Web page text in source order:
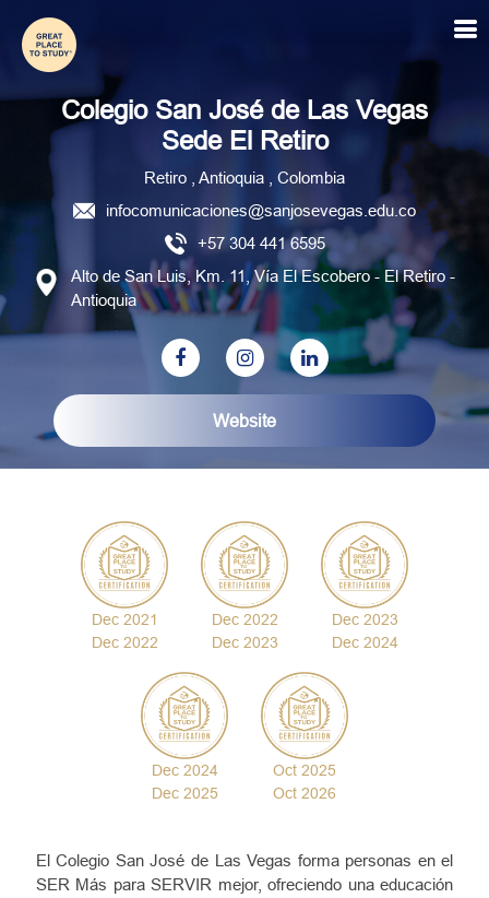
Colegio San José de Las Vegas
Sede El Retiro
Retiro , Antioquia , Colombia
infocomunicaciones@sanjosevegas.edu.co
+57 304 441 6595
Alto de San Luis, Km. 11, Vía El Escobero - El Retiro -
Antioquia
Website
Dec 2021
Dec 2022
Dec 2022
Dec 2023
Dec 2023
Dec 2024
Dec 2024
Dec 2025
Oct 2025
Oct 2026
El Colegio San José de Las Vegas forma personas en el
SER Más para SERVIR mejor, ofreciendo una educación